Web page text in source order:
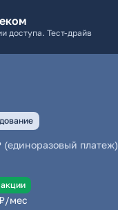
доступа. Тест-драйв
(единоразовый платеж)
мес